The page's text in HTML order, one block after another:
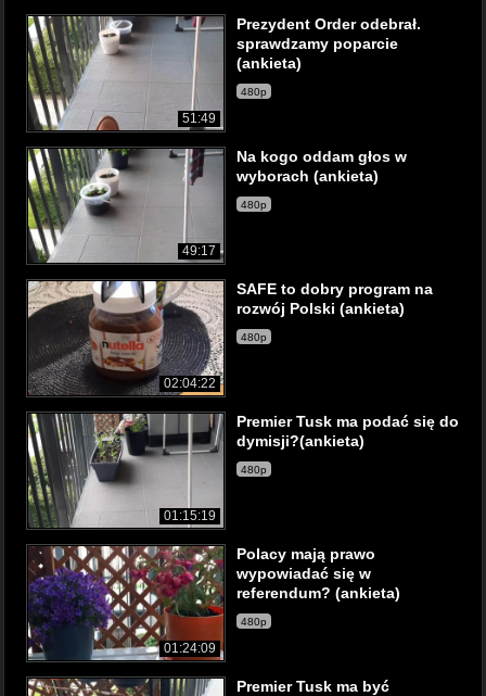
51:49
Prezydent Order odebrał.
sprawdzamy poparcie
(ankieta)
480p
49:17
Na kogo oddam głos w
wyborach (ankieta)
480p
02:04:22
SAFE to dobry program na
rozwój Polski (ankieta)
480p
01:15:19
Premier Tusk ma podać się do
dymisji?(ankieta)
480p
01:24:09
Polacy mają prawo
wypowiadać się w
referendum? (ankieta)
480p
Premier Tusk ma być